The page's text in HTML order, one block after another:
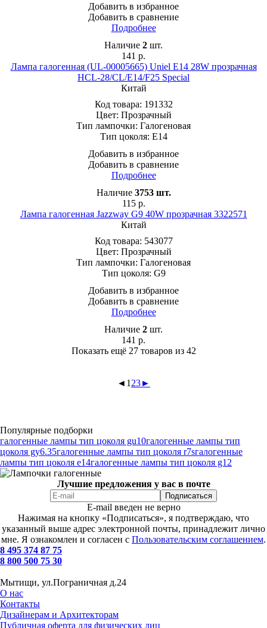
Добавить в избранное
Добавить в сравнение
Подробнее
Наличие 2 шт.
141 р.
Лампа галогенная (UL-00005665) Uniel E14 28W прозрачная
HCL-28/CL/E14/F25 Special
Китай
Код товара: 191332
Цвет: Прозрачный
Тип лампочки: Галогеновая
Тип цоколя: E14
Добавить в избранное
Добавить в сравнение
Подробнее
Наличие 3753 шт.
115 р.
Лампа галогенная Jazzway G9 40W прозрачная 3322571
Китай
Код товара: 543077
Цвет: Прозрачный
Тип лампочки: Галогеновая
Тип цоколя: G9
Добавить в избранное
Добавить в сравнение
Подробнее
Наличие 2 шт.
141 р.
Показать ещё 27 товаров из 42
◄ 1 23►
Популярные подборки
галогенные лампы тип цоколя gu10галогенные лампы тип
цоколя gy6.35галогенные лампы тип цоколя r7sгалогенные
лампы тип цоколя e14галогенные лампы тип цоколя g12
Лучшие предложения у вас в почте
E-mail введен не верно
Нажимая на кнопку «Подписаться», я подтверждаю, что
указанный выше адрес электронной почты, принадлежит лично
мне. Я ознакомлен и согласен с Пользовательским соглашением.
8 495 374 87 75
8 800 500 75 30
Мытищи, ул.Пограничная д.24
О нас
Контакты
Дизайнерам и Архитекторам
Публичная оферта для физических лиц